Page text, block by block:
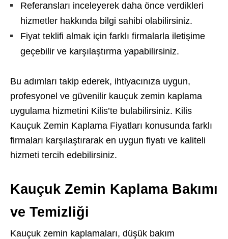
Referansları inceleyerek daha önce verdikleri
hizmetler hakkında bilgi sahibi olabilirsiniz.
Fiyat teklifi almak için farklı firmalarla iletişime
geçebilir ve karşılaştırma yapabilirsiniz.
Bu adımları takip ederek, ihtiyacınıza uygun,
profesyonel ve güvenilir kauçuk zemin kaplama
uygulama hizmetini Kilis’te bulabilirsiniz. Kilis
Kauçuk Zemin Kaplama Fiyatları konusunda farklı
firmaları karşılaştırarak en uygun fiyatı ve kaliteli
hizmeti tercih edebilirsiniz.
Kauçuk Zemin Kaplama Bakımı
ve Temizliği
Kauçuk zemin kaplamaları, düşük bakım